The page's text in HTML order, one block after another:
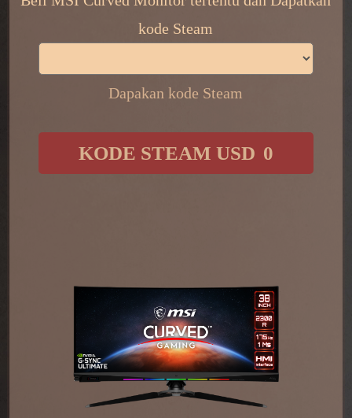
kode Steam
Dapakan kode Steam
KODE STEAM USD 0